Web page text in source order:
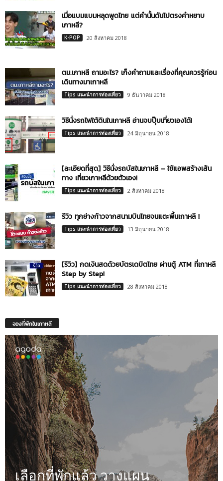
เมื่อแบมแบมหลุดพูดไทย แต่คำนั้นดันไปตรงคำหยาบ
เกาหลี?
K-POP 20 สิงหาคม 2018
ตม.เกาหลี ถามอะไร? เก็งคำถามและเรื่องที่คุณควรรู้ก่อน
เดินทางมาเกาหลี
Tips แนะนำการท่องเที่ยว 9 ธันวาคม 2018
วิธีนั่งรถไฟใต้ดินในเกาหลี อ่านจบปุ๊บเที่ยวเองได้!
Tips แนะนำการท่องเที่ยว 24 มิถุนายน 2018
[ละเอียดที่สุด] วิธีนั่งรถบัสในเกาหลี – ใช้แอพสร้างเส้น
ทาง เที่ยวเกาหลีด้วยตัวเอง!
Tips แนะนำการท่องเที่ยว 2 สิงหาคม 2018
รีวิว ทุกย่างก้าวจากสนามบินไทยจนแตะพื้นเกาหลี !
Tips แนะนำการท่องเที่ยว 13 มิถุนายน 2018
[รีวิว] กดเงินสดด้วยบัตรเดบิตไทย ผ่านตู้ ATM ที่เกาหลี
Step by Step!
Tips แนะนำการท่องเที่ยว 28 สิงหาคม 2018
จองที่พักในเกาหลี